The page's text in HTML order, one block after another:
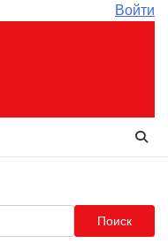
Войти
Поиск